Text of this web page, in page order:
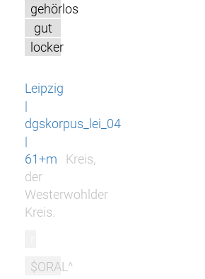
gehörlos
gut
locker
Leipzig
|
dgskorpus_lei_04
|
61+m
Kreis,
der
Westerwohlder
Kreis.
$ORAL^